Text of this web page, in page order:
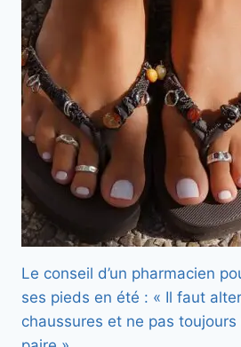
Le conseil d’un pharmacien
ses pieds en été : « Il faut
chaussures et ne pas